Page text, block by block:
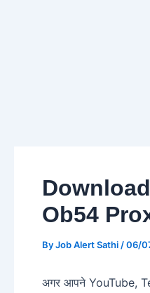
Ob54
ByJob Alert Sathi /06/
अगर आपने YouTube,